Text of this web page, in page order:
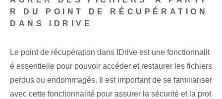
R DU POINT DE RÉCUPÉRATION
DANS IDRIVE
Le point de récupération‌ dans IDrive est une fonctionnalit
é essentielle pour pouvoir⁤ accéder et restaurer les fichiers
perdus ou endommagés. Il est important⁢ de se familiariser
avec‌ cette fonctionnalité pour‍ assurer la sécurité et la prot